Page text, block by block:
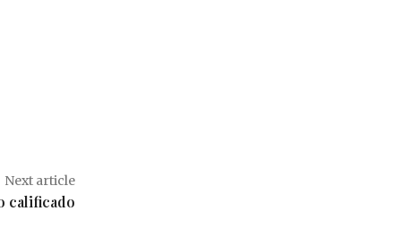
Next article
calificado